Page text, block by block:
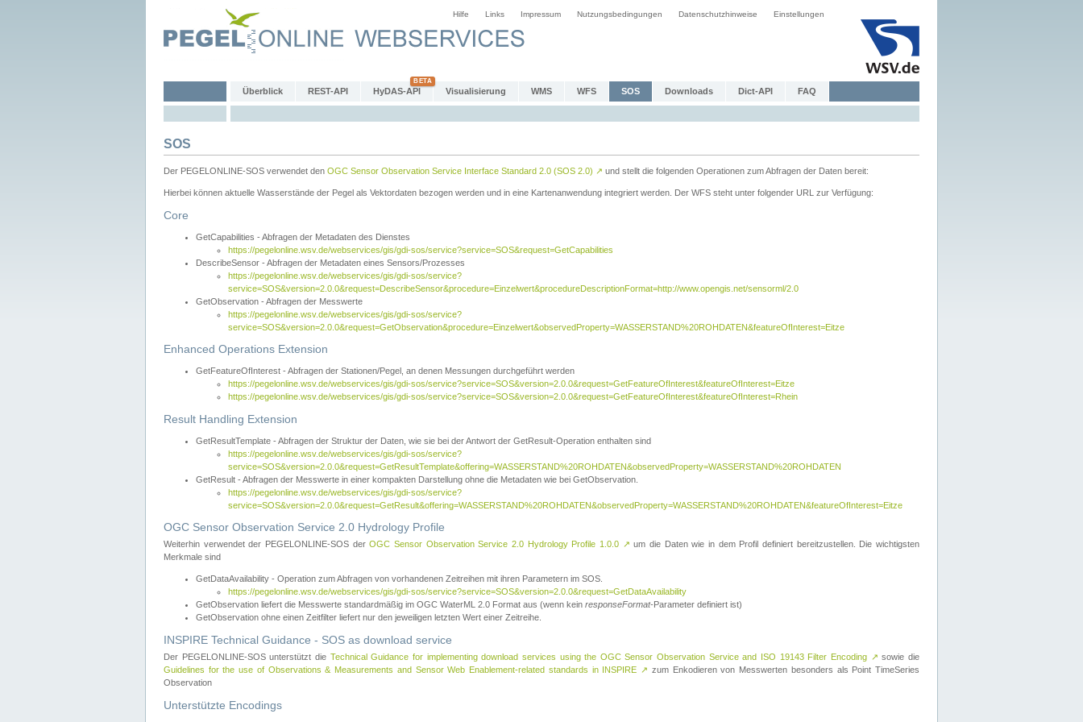
Hilfe Links Impressum Nutzungsbedingungen Datenschutzhinweise Einstellungen
Überblick REST-API HyDAS-API Visualisierung WMS WFS SOS Downloads Dict-API FAQ
SOS
Der PEGELONLINE-SOS verwendet den OGC Sensor Observation Service Interface Standard 2.0 (SOS 2.0) ↗ und stellt die folgenden Operationen zum Abfragen der Daten bereit:
Hierbei können aktuelle Wasserstände der Pegel als Vektordaten bezogen werden und in eine Kartenanwendung integriert werden. Der WFS steht unter folgender URL zur Verfügung:
Core
GetCapabilities - Abfragen der Metadaten des Dienstes
https://pegelonline.wsv.de/webservices/gis/gdi-sos/service?service=SOS&request=GetCapabilities
DescribeSensor - Abfragen der Metadaten eines Sensors/Prozesses
https://pegelonline.wsv.de/webservices/gis/gdi-sos/service?
service=SOS&version=2.0.0&request=DescribeSensor&procedure=Einzelwert&procedureDescriptionFormat=http://www.opengis.net/sensorml/2.0
GetObservation - Abfragen der Messwerte
https://pegelonline.wsv.de/webservices/gis/gdi-sos/service?
service=SOS&version=2.0.0&request=GetObservation&procedure=Einzelwert&observedProperty=WASSERSTAND%20ROHDATEN&featureOfInterest=Eitze
Enhanced Operations Extension
GetFeatureOfInterest - Abfragen der Stationen/Pegel, an denen Messungen durchgeführt werden
https://pegelonline.wsv.de/webservices/gis/gdi-sos/service?service=SOS&version=2.0.0&request=GetFeatureOfInterest&featureOfInterest=Eitze
https://pegelonline.wsv.de/webservices/gis/gdi-sos/service?service=SOS&version=2.0.0&request=GetFeatureOfInterest&featureOfInterest=Rhein
Result Handling Extension
GetResultTemplate - Abfragen der Struktur der Daten, wie sie bei der Antwort der GetResult-Operation enthalten sind
https://pegelonline.wsv.de/webservices/gis/gdi-sos/service?
service=SOS&version=2.0.0&request=GetResultTemplate&offering=WASSERSTAND%20ROHDATEN&observedProperty=WASSERSTAND%20ROHDATEN
GetResult - Abfragen der Messwerte in einer kompakten Darstellung ohne die Metadaten wie bei GetObservation.
https://pegelonline.wsv.de/webservices/gis/gdi-sos/service?
service=SOS&version=2.0.0&request=GetResult&offering=WASSERSTAND%20ROHDATEN&observedProperty=WASSERSTAND%20ROHDATEN&featureOfInterest=Eitze
OGC Sensor Observation Service 2.0 Hydrology Profile
Weiterhin verwendet der PEGELONLINE-SOS derOGC Sensor Observation Service 2.0 Hydrology Profile 1.0.0 ↗ um die Daten wie in dem Profil definiert bereitzustellen. Die wichtigsten
Merkmale sind
GetDataAvailability - Operation zum Abfragen von vorhandenen Zeitreihen mit ihren Parametern im SOS.
https://pegelonline.wsv.de/webservices/gis/gdi-sos/service?service=SOS&version=2.0.0&request=GetDataAvailability
GetObservation liefert die Messwerte standardmäßig im OGC WaterML 2.0 Format aus (wenn kein responseFormat-Parameter definiert ist)
GetObservation ohne einen Zeitfilter liefert nur den jeweiligen letzten Wert einer Zeitreihe.
INSPIRE Technical Guidance - SOS as download service
Der PEGELONLINE-SOS unterstützt die Technical Guidance for implementing download services using the OGC Sensor Observation Service and ISO 19143 Filter Encoding ↗ sowie die
Guidelines for the use of Observations & Measurements and Sensor Web Enablement-related standards in INSPIRE ↗ zum Enkodieren von Messwerten besonders als Point TimeSeries
Observation
Unterstützte Encodings